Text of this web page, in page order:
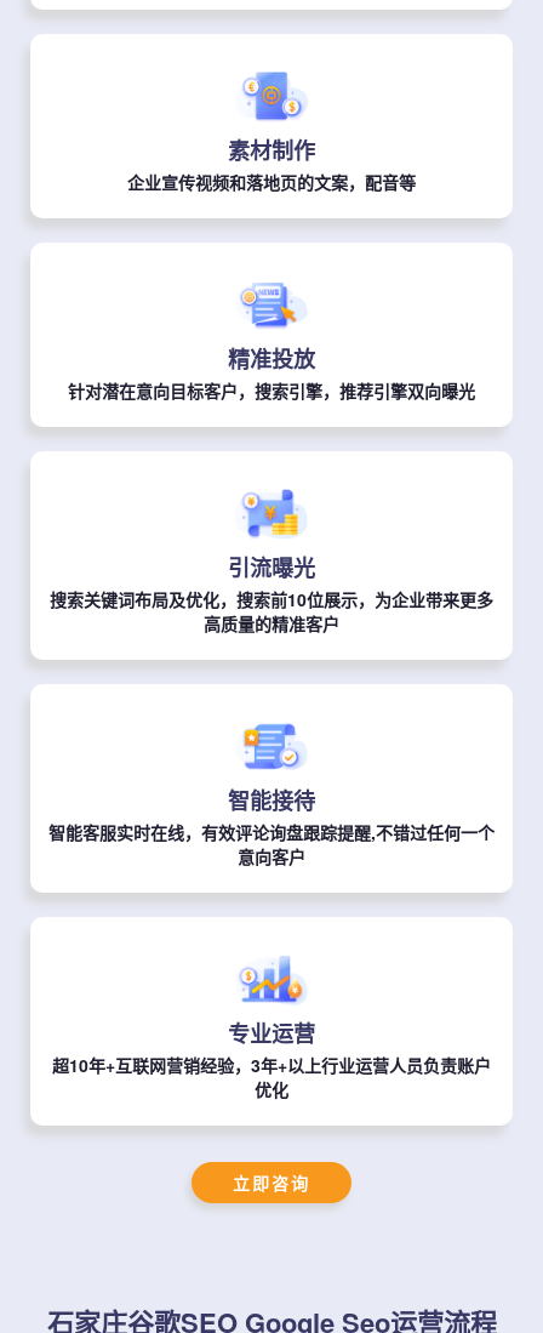
素材制作
企业宣传视频和落地页的文案，配音等
精准投放
针对潜在意向目标客户，搜索引擎，推荐引擎双向曝光
引流曝光
搜索关键词布局及优化，搜索前10位展示，为企业带来更多
高质量的精准客户
智能接待
智能客服实时在线，有效评论询盘跟踪提醒,不错过任何一个
意向客户
专业运营
超10年+互联网营销经验，3年+以上行业运营人员负责账户
优化
立即咨询
石家庄谷歌SEO Google Seo运营流程